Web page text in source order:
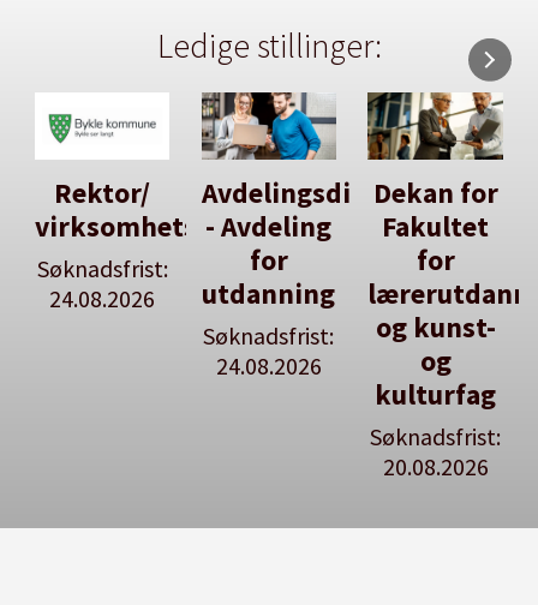
Ledige stillinger:
Avdelingsdirektør
- Avdeling
for
utdanning
Dekan for
Fakultet
for
lærerutdanning
og kunst-
og
Her kan
du utlyse
en ledig
stilling
Se våre
stillingspakker